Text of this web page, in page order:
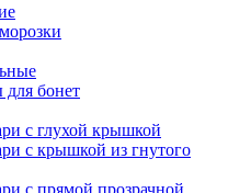
для бонет
с глухой крышкой
с крышкой из гнутого
с прямой прозрачной